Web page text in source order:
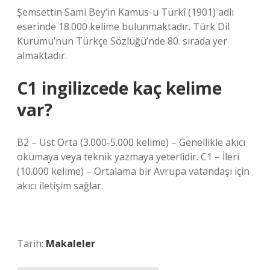
Şemsettin Sami Bey’in Kamus-u Türkî (1901) adlı
eserinde 18.000 kelime bulunmaktadır. Türk Dil
Kurumu’nun Türkçe Sözlüğü’nde 80. sırada yer
almaktadır.
C1 ingilizcede kaç kelime
var?
B2 – Üst Orta (3.000-5.000 kelime) – Genellikle akıcı
okumaya veya teknik yazmaya yeterlidir. C1 – İleri
(10.000 kelime) – Ortalama bir Avrupa vatandaşı için
akıcı iletişim sağlar.
Tarih: Makaleler